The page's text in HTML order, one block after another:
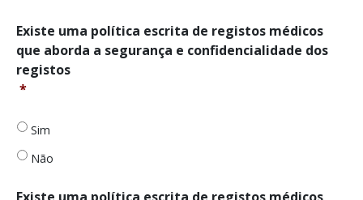
Existe
uma
política
escrita
de
médicos
aborda
segurança
Existe uma política escrita de registos médicos
que aborda a segurança e confidencialidade dos
registos
*
Sim
Não